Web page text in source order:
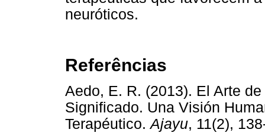
neuróticos.
Referências
Aedo, E. R. (2013). El Arte
Significado. Una Visión
Terapéutico.Ajayu, 11(2),